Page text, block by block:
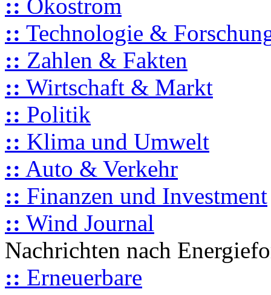
:: Ökostrom
:: Technologie &
:: Zahlen & Fakten
:: Wirtschaft & Markt
:: Politik
:: Klima und Umwelt
:: Auto & Verkehr
:: Finanzen und Investment
:: Wind Journal
Nachrichten nach
:: Erneuerbare